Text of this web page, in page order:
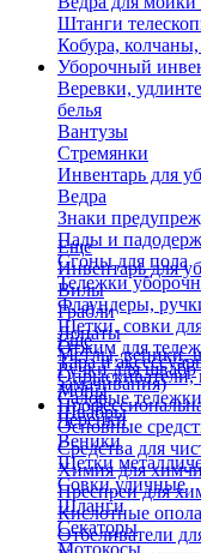
Штанги
Кобура,
Уборочный
Веревки,
белья
Вантузы
Стремянки
Инвентарь для
Ведра
Знаки
Пады и
Сгоны для пола
Тележки
Флаундеры,
Щетки, совки
Отжим для
Ручки для швабр
Мопы
Швабры
Еще
Инвентарь для
Вилы
Грабли
Лопаты
Метлы, веники,
Опрыскиватели,
Садовые
Черенки
Веники
Щетки
Совки уличные
Шланги
Секаторы
Мотокосы
Еще
Тара и
замачивания)
Основные
Средства для
Химия для
Преспреи для
Кислотные
Отбеливатели